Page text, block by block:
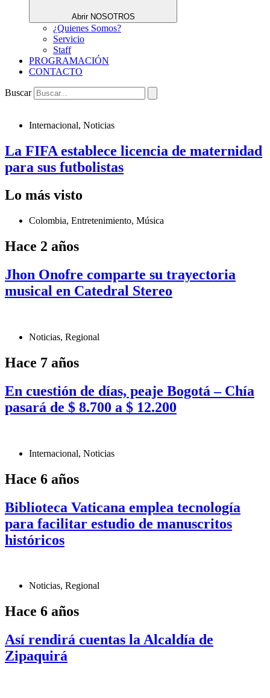
Abrir NOSOTROS
¿Quienes Somos?
Servicio
Staff
PROGRAMACIÓN
CONTACTO
Buscar
Internacional, Noticias
La FIFA establece licencia de maternidad
para sus futbolistas
Lo más visto
Colombia, Entretenimiento, Música
Hace 2 años
Jhon Onofre comparte su trayectoria
musical en Catedral Stereo
Noticias, Regional
Hace 7 años
En cuestión de días, peaje Bogotá – Chía
pasará de $ 8.700 a $ 12.200
Internacional, Noticias
Hace 6 años
Biblioteca Vaticana emplea tecnología
para facilitar estudio de manuscritos
históricos
Noticias, Regional
Hace 6 años
Así rendirá cuentas la Alcaldía de
Zipaquirá